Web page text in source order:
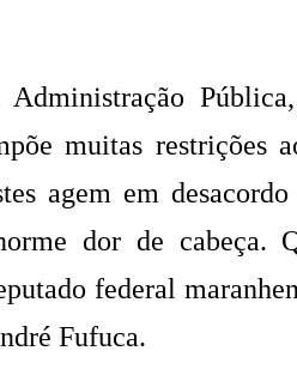
Administração
muitas restrições
agem em
dor de cabeça.
federal
Fufuca.